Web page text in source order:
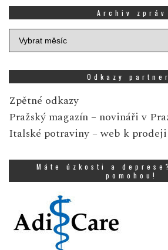
Archiv zpráv
Archiv
zpráv
Odkazy
Zpětné odkazy
Pražský magazín – novináři v
Italské potraviny – web k prodeji
Máte úzkosti a
pomohou!